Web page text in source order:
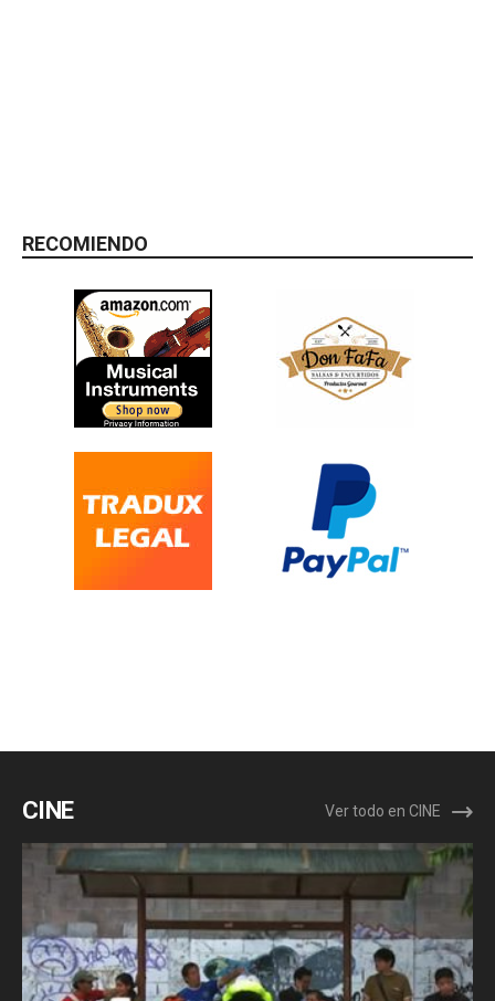
RECOMIENDO
CINE Ver todo en CINE